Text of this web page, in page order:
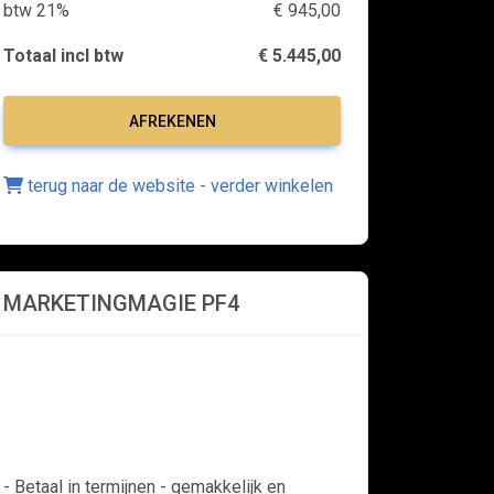
btw 21%
€ 945,00
Totaal incl btw € 5.445,00
AFREKENEN
terug naar de website - verder winkelen
MARKETINGMAGIE PF4
- Betaal in termijnen - gemakkelijk en